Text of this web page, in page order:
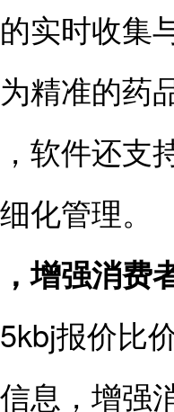
实时收集
精准的药
软件还支
化管理。
增强消费
报价比
息，增强